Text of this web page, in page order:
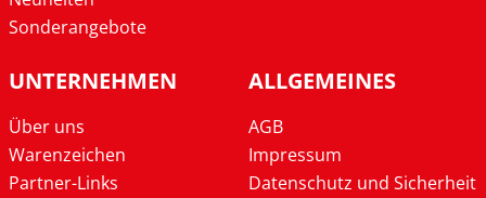
Sonderangebote
UNTERNEHMEN
Über uns
Warenzeichen
Partner-Links
ALLGEMEINES
AGB
Impressum
Datenschutz und Sicherheit